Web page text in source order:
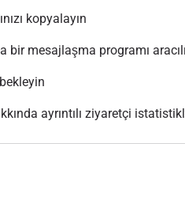
kopyalayın
bir mesajlaşma programı
ayrıntılı ziyaretçi